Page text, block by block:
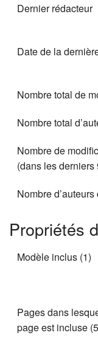
Dernier rédacteur
Date de la
Nombre total de
Nombre total
Nombre de
(dans les derniers
Nombre
Propriétés
Modèle inclus (1)
Pages dans
page est incluse